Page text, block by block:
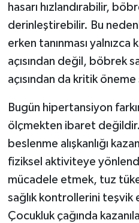
hasarı hızlandırabilir,
derinleştirebilir. Bu
erken tanınması
açısından değil, böbrek
açısından da kritik
Bugün hipertansiyon
ölçmekten ibaret değildir.
beslenme alışkanlığı
fiziksel aktiviteye
mücadele etmek, tuz
sağlık kontrollerini teşvik
Çocukluk çağında